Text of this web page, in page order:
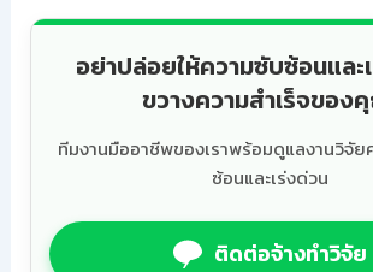
อย่าปล่อยให้ความซับซ้อนและ
ขวางความสำเร็จของ
ทีมงานมืออาชีพของเราพร้อมดูแลงานวิจั
ซ้อนและเร่งด่วน
ติดต่อจ้างทำวิจัย